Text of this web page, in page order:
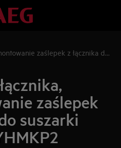
zaślepek z łącznika do
zaślepek
suszarki